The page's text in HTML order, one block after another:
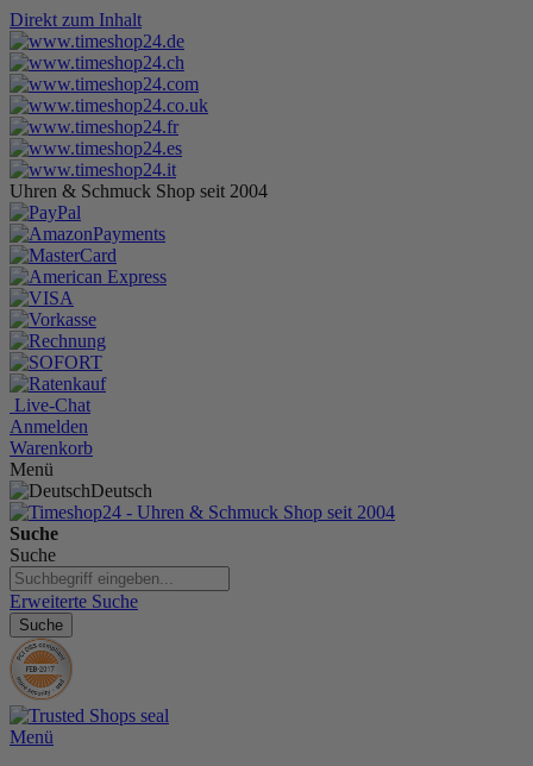
Direkt zum Inhalt
Uhren & Schmuck Shop seit 2004
Live-Chat
Anmelden
Warenkorb
Menü
Deutsch
Suche
Suche
Erweiterte Suche
Suche
Menü